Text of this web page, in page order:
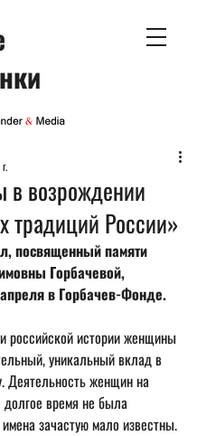
возрождении
традиций России»
посвященный памяти
Горбачевой,
в Горбачев-Фонде.
российской истории женщины
уникальный вклад в
Деятельность женщин на
время не была
зачастую мало известны.